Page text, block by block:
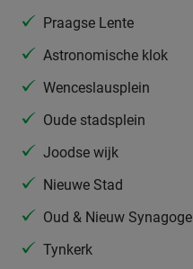
Praagse Lente
Astronomische klok
Wenceslausplein
Oude stadsplein
Joodse wijk
Nieuwe Stad
Oud & Nieuw Synagoge
Tynkerk